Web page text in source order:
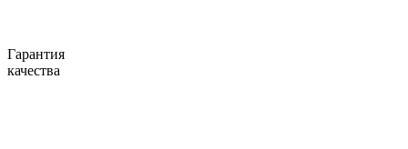
Гарантия
качества